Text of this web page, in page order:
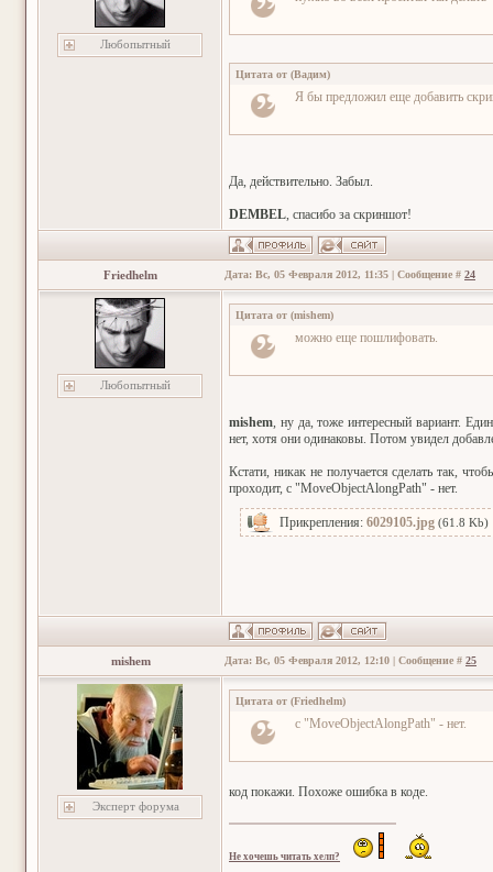
Любопытный
Цитата от (Вадим)
Я бы предложил еще добавить
Да, действительно. Забыл.
DEMBEL, спасибо за скриншот!
Friedhelm Дата: Вс, 05 Февраля 2012, 11:35 | Сообщение # 24
Любопытный
Цитата от (mishem)
можно еще пошлифовать.
mishem, ну да, тоже интересный вариант.
нет, хотя они одинаковы. Потом увидел
Кстати, никак не получается сделать так,
проходит, с "MoveObjectAlongPath" - нет.
Прикрепления: 6029105.jpg (61.8 Kb)
mishem Дата: Вс, 05 Февраля 2012, 12:10 | Сообщение # 25
Эксперт форума
Цитата от (Friedhelm)
с "MoveObjectAlongPath" - нет.
код покажи. Похоже ошибка в коде.
Не хочешь читать хелп?